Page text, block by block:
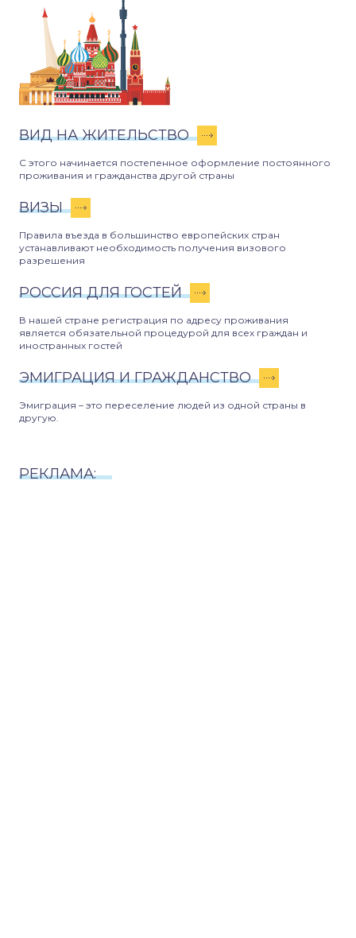
ВИД НА ЖИТЕЛЬСТВО
С этого начинается постепенное оформление постоянного
проживания и гражданства другой страны
ВИЗЫ
Правила въезда в большинство европейских стран
устанавливают необходимость получения визового
разрешения
РОССИЯ ДЛЯ ГОСТЕЙ
В нашей стране регистрация по адресу проживания
является обязательной процедурой для всех граждан и
иностранных гостей
ЭМИГРАЦИЯ И ГРАЖДАНСТВО
Эмиграция – это переселение людей из одной страны в
другую.
РЕКЛАМА: